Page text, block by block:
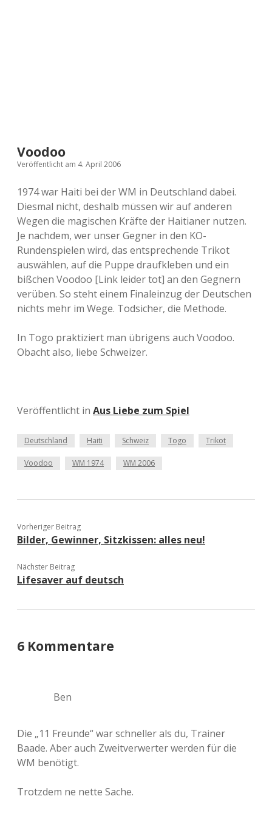
Voodoo
Veröffentlicht am 4. April 2006
1974 war Haiti bei der WM in Deutschland dabei.
Diesmal nicht, deshalb müssen wir auf anderen
Wegen die magischen Kräfte der Haitianer nutzen.
Je nachdem, wer unser Gegner in den KO-
Rundenspielen wird, das entsprechende Trikot
auswählen, auf die Puppe draufkleben und ein
bißchen Voodoo [Link leider tot] an den Gegnern
verüben. So steht einem Finaleinzug der Deutschen
nichts mehr im Wege. Todsicher, die Methode.
In Togo praktiziert man übrigens auch Voodoo.
Obacht also, liebe Schweizer.
Veröffentlicht in Aus Liebe zum Spiel
Deutschland Haiti Schweiz Togo Trikot
Voodoo WM 1974 WM 2006
Vorheriger Beitrag
Bilder, Gewinner, Sitzkissen: alles neu!
Nächster Beitrag
Lifesaver auf deutsch
6 Kommentare
Ben
Die „11 Freunde“ war schneller als du, Trainer
Baade. Aber auch Zweitverwerter werden für die
WM benötigt.
Trotzdem ne nette Sache.